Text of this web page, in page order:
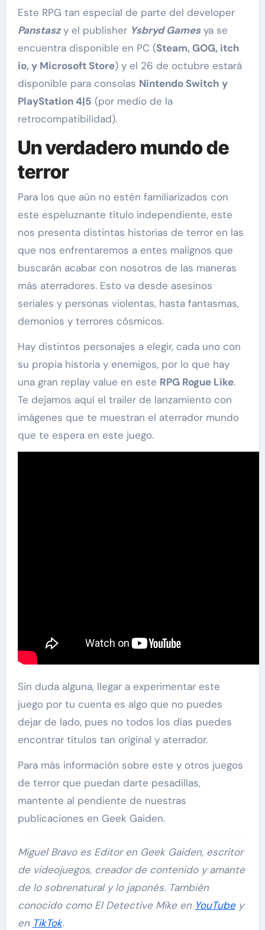
Este RPG tan especial de parte del developer
Panstaszy el publisher Ysbryd Gamesya se
encuentra disponible en PC (Steam, GOG, itch
io, y Microsoft Store) y el 26 de octubre estará
disponible para consolas Nintendo Switch y
PlayStation 4|5 (por medio de la
retrocompatibilidad).
Un verdadero mundo de
terror
Para los que aún no estén familiarizados con
este espeluznante título independiente, este
nos presenta distintas historias de terror en las
que nos enfrentaremos a entes malignos que
buscarán acabar con nosotros de las maneras
más aterradores. Esto va desde asesinos
seriales y personas violentas, hasta fantasmas,
demonios y terrores cósmicos.
Hay distintos personajes a elegir, cada uno con
su propia historia y enemigos, por lo que hay
una gran replay value en este RPG Rogue Like.
Te dejamos aquí el trailer de lanzamiento con
imágenes que te muestran el aterrador mundo
que te espera en este juego.
Sin duda alguna, llegar a experimentar este
juego por tu cuenta es algo que no puedes
dejar de lado, pues no todos los días puedes
encontrar títulos tan original y aterrador.
Para más información sobre este y otros juegos
de terror que puedan darte pesadillas,
mantente al pendiente de nuestras
publicaciones en Geek Gaiden.
Miguel Bravo es Editor en Geek Gaiden, escritor
de videojuegos, creador de contenido y amante
de lo sobrenatural y lo japonés. También
conocido como El Detective Mike en YouTubey
en TikTok.